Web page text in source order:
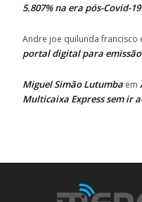
5.807% na era pós-Covid-19
Andre joe quilunda francisco
portal digital para
Miguel Simão Lutumba em
Multicaixa Express sem ir